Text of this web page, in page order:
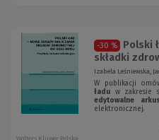
-30 %
Polski
składki
Izabela Leśniewska,
W publikacji
ładu w zakresie
edytowalne
elektronicznej.
Wolters Kluwer Polska